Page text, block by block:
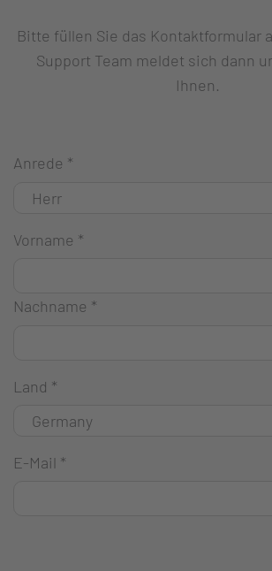
Bitte füllen Sie das Kontaktformular
Support Team meldet sich dann
Ihnen.
Anrede *
Vorname *
Nachname *
Land *
E-Mail *